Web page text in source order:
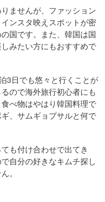
ませんが、ファッション
ンスタ映えスポットが密
国です。また、韓国は国
みたい方にもおすすめで
3日でも悠々と行くことが
ので海外旅行初心者にも
べ物はやはり韓国料理で
、サムギョプサルと何で
も付け合わせで出てき
自分の好きなキムチ探し
。